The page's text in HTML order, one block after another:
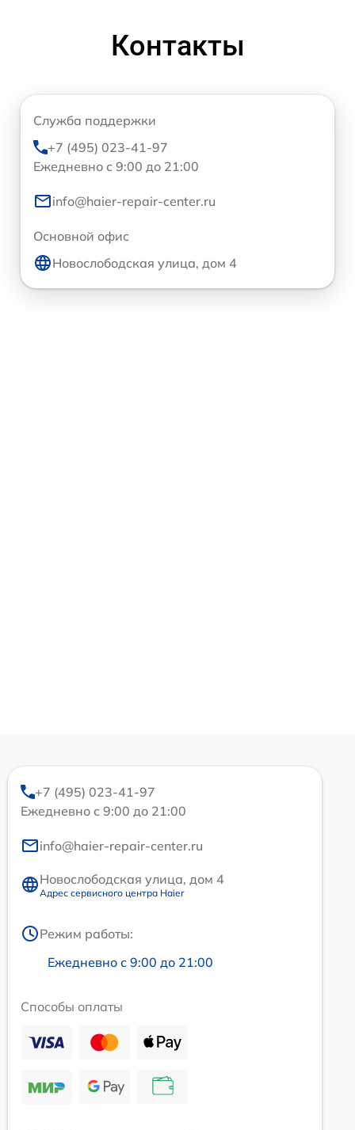
Контакты
Служба поддержки
+7 (495) 023-41-97
Ежедневно с 9:00 до 21:00
info@haier-repair-center.ru
Основной офис
Новослободская улица, дом 4
+7 (495) 023-41-97
Ежедневно с 9:00 до 21:00
info@haier-repair-center.ru
Новослободская улица, дом 4
Адрес сервисного центра Haier
Режим работы:
Ежедневно с 9:00 до 21:00
Способы оплаты